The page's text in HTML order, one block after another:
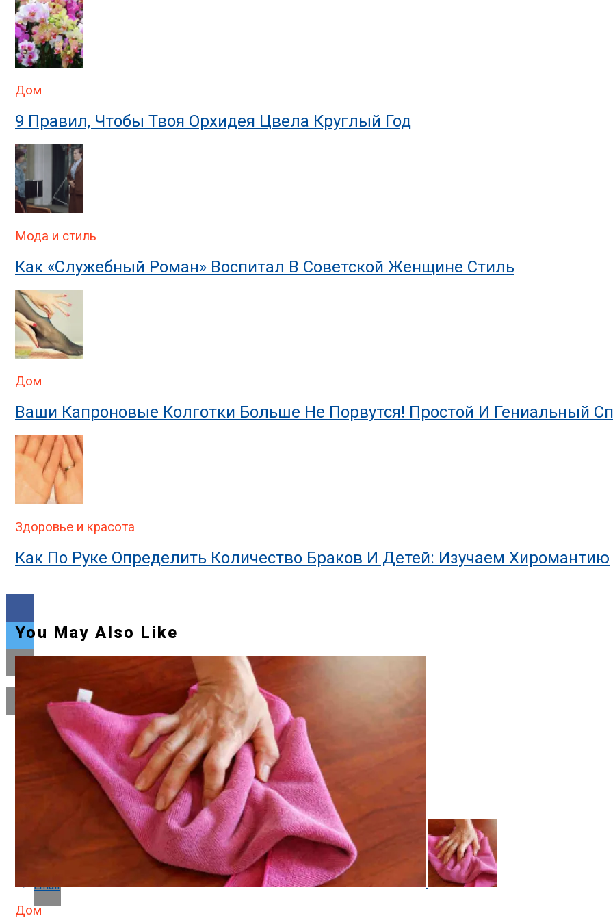
Дом
9 Правил, Чтобы Твоя Орхидея Цвела Круглый Год
Мода и стиль
Как «Служебный Роман» Воспитал В Советской Женщине Стиль
Дом
Ваши Капроновые Колготки Больше Не Порвутся! Простой И Гениальный
Здоровье и красота
Как По Руке Определить Количество Браков И Детей: Изучаем Хиромантию
Flipboard
Reddit
Email
You May Also Like
Дом